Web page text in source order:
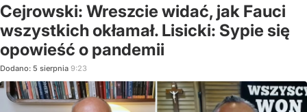
Cejrowski: Wreszcie widać, jak Fauci
wszystkich okłamał. Lisicki: Sypie się
opowieść o pandemii
Dodano: 5 sierpnia 9:23